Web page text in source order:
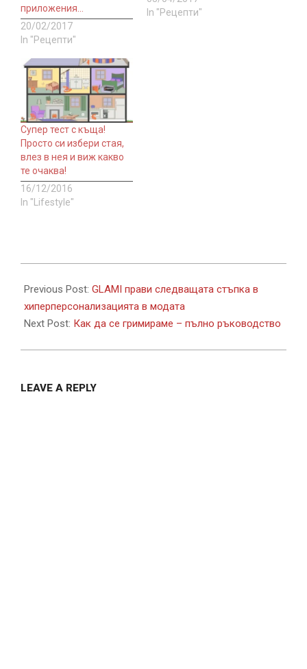
приложения…
20/02/2017
In "Рецепти"
In "Рецепти"
Супер тест с къща!
Просто си избери стая,
влез в нея и виж какво
те очаква!
16/12/2016
In "Lifestyle"
08-
09
Previous Post: GLAMI прави следващата стъпка в
хиперперсонализацията в модата
Next Post: Как да се гримираме – пълно ръководство
LEAVE A REPLY